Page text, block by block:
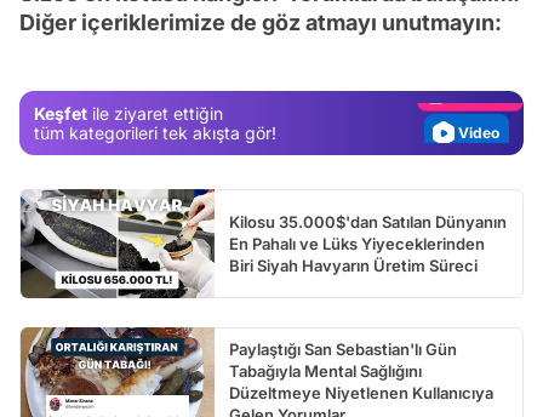
Diğer içeriklerimize de göz atmayı unutmayın:
Keşfet ile ziyaret ettiğin
tüm kategorileri tek akışta gör!
Video
Kilosu 35.000$'dan Satılan Dünyanın
En Pahalı ve Lüks Yiyeceklerinden
Biri Siyah Havyarın Üretim Süreci
Paylaştığı San Sebastian'lı Gün
Tabağıyla Mental Sağlığını
Düzeltmeye Niyetlenen Kullanıcıya